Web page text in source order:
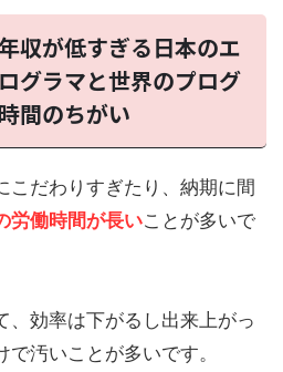
収が低すぎる日本のエ
グラマと世界のプログ
間のちがい
こだわりすぎたり、納期に間
労働時間が長いことが多いで
、効率は下がるし出来上がっ
汚いことが多いです。